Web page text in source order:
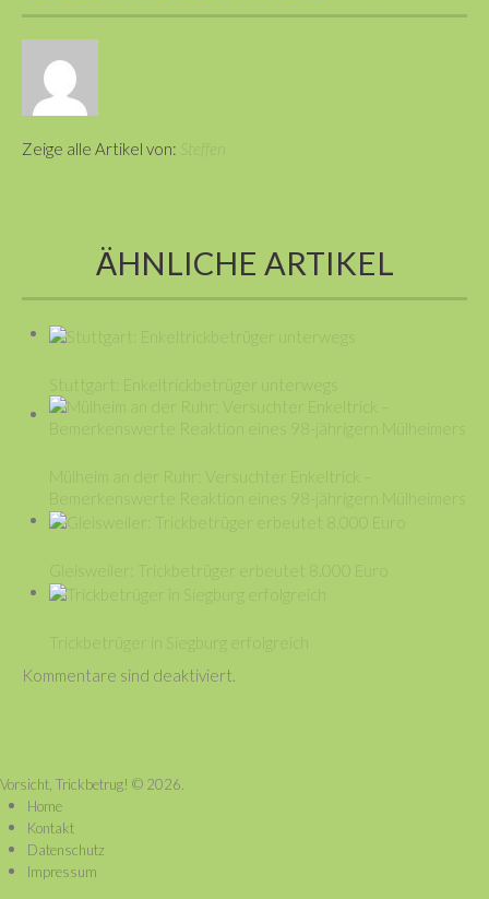
Zeige alle Artikel von:
ÄHNLICHE ARTIKEL
Stuttgart: Enkeltrickbetrüger unterwegs
Mülheim an der Ruhr: Versuchter Enkeltrick –
Bemerkenswerte Reaktion eines 98-jährigern Mülheimers
Gleisweiler: Trickbetrüger erbeutet 8.000 Euro
Trickbetrüger in Siegburg erfolgreich
Kommentare sind deaktiviert.
Vorsicht, Trickbetrug! © 2026.
Home
Kontakt
Datenschutz
Impressum